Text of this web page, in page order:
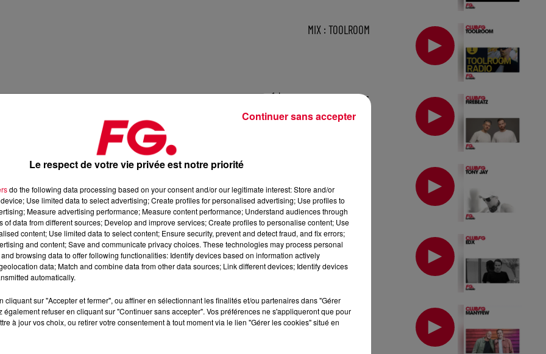
1 h
2026
, 📱 et sur l’Application FG (IOShttps://urlz.fr/hhZxGoogle
rave et tech-house
MIX : TOOLROOM
MIX : FIREBEATZ
MIX : EDX
MIX : MANYFEW
Le respect de votre vie privée est notre priorité
do the following data processing based on your consent and/or our legitimate interest: Store and/or
Use limited data to select advertising; Create profiles for personalised advertising; Use profiles to
Measure advertising performance; Measure content performance; Understand audiences through
of data from different sources; Develop and improve services; Create profiles to personalise content; Use
content; Use limited data to select content; Ensure security, prevent and detect fraud, and fix errors;
and content; Save and communicate privacy choices. These technologies may process personal
browsing data to offer following functionalities: Identify devices based on information actively
data; Match and combine data from other data sources; Link different devices; Identify devices
automatically.
cliquant sur "Accepter et fermer", ou affiner en sélectionnant les finalités et/ou partenaires dans "Gérer
également refuser en cliquant sur "Continuer sans accepter". Vos préférences ne s'appliqueront que pour
à jour vos choix, ou retirer votre consentement à tout moment via le lien "Gérer les cookies" situé en
Continuer sans accepter